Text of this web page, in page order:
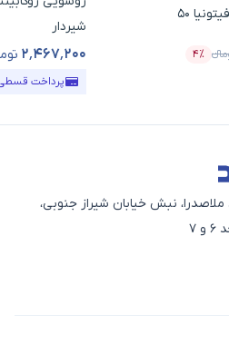
50
۴٪
درصد تخفیف
شیردار
۲٬۴۶۷٬۲۰۰
قیمت محصول
پرداخت
نبش خیابان شیراز جنوبی،